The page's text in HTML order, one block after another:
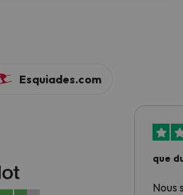
Esquiades.com
que
Nous